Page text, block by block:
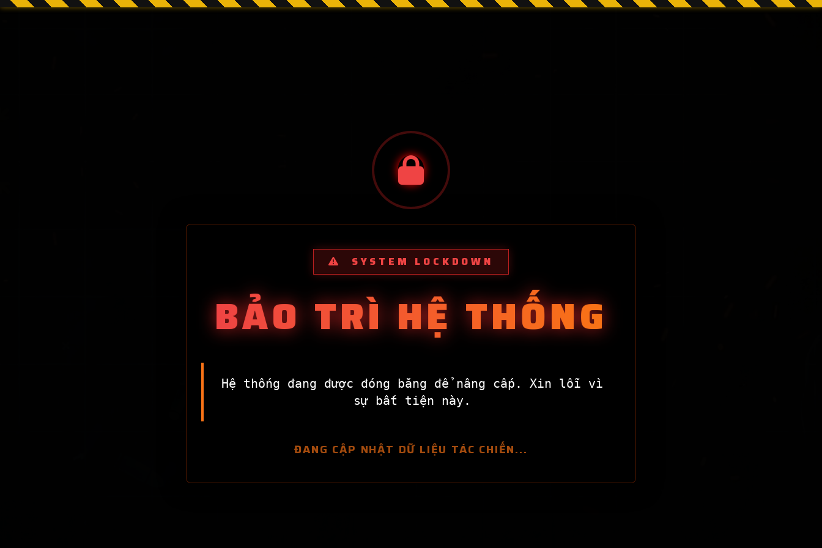
SYSTEM LOCKDOWN
BẢO TRÌ HỆ THỐNG
Hệ thống đang được đóng băng để nâng cấp. Xin lỗi vì
sự bất tiện này.
ĐANG CẬP NHẬT DỮ LIỆU TÁC CHIẾN...